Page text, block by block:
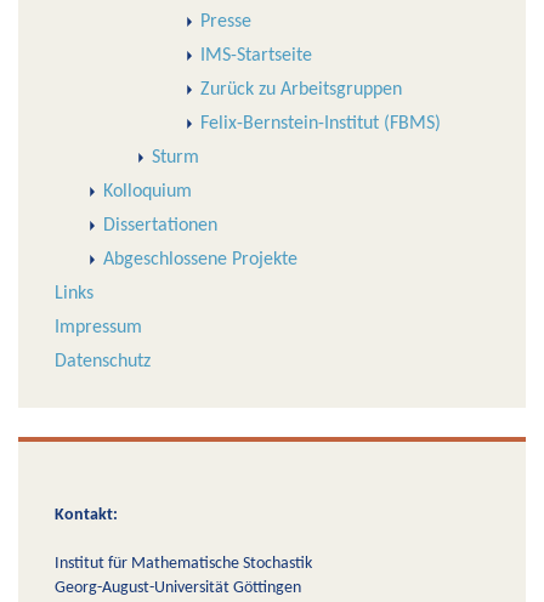
Presse
IMS-Startseite
Zurück zu Arbeitsgruppen
Felix-Bernstein-Institut (FBMS)
Sturm
Kolloquium
Dissertationen
Abgeschlossene Projekte
Links
Impressum
Datenschutz
Kontakt:
Institut für Mathematische Stochastik
Georg-August-Universität Göttingen